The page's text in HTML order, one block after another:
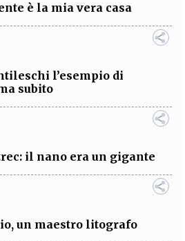
è la mia vera casa
l’esempio di
subito
il nano era un gigante
un maestro litografo